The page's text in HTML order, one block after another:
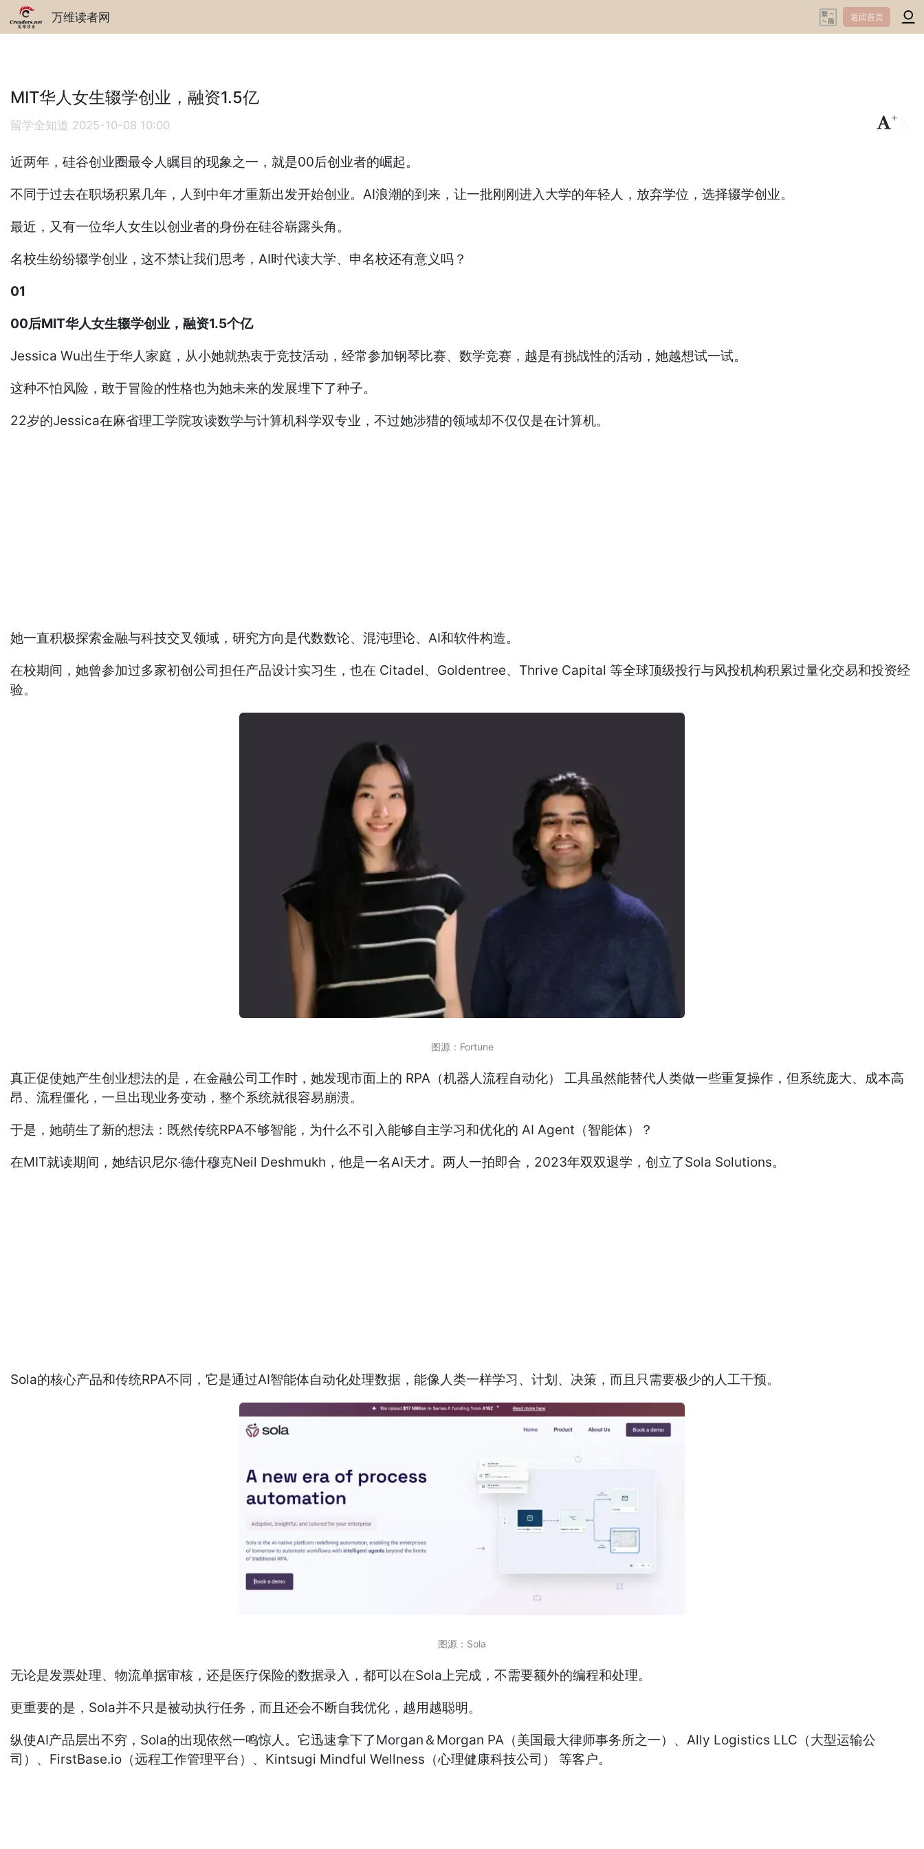
万维读者网 返回首页
MIT华人女生辍学创业，融资1.5亿
留学全知道 2025-10-08 10:00
+
近两年，硅谷创业圈最令人瞩目的现象之一，就是00后创业者的崛起。
不同于过去在职场积累几年，人到中年才重新出发开始创业。AI浪潮的到来，让一批刚刚进入大学的年轻人，放弃学位，选择辍学创业。
最近，又有一位华人女生以创业者的身份在硅谷崭露头角。
名校生纷纷辍学创业，这不禁让我们思考，AI时代读大学、申名校还有意义吗？
01
00后MIT华人女生辍学创业，融资1.5个亿
Jessica Wu出生于华人家庭，从小她就热衷于竞技活动，经常参加钢琴比赛、数学竞赛，越是有挑战性的活动，她越想试一试。
这种不怕风险，敢于冒险的性格也为她未来的发展埋下了种子。
22岁的Jessica在麻省理工学院攻读数学与计算机科学双专业，不过她涉猎的领域却不仅仅是在计算机。
她一直积极探索金融与科技交叉领域，研究方向是代数数论、混沌理论、AI和软件构造。
在校期间，她曾参加过多家初创公司担任产品设计实习生，也在 Citadel、Goldentree、Thrive Capital 等全球顶级投行与风投机构积累过量化交易和投资经
验。
图源：Fortune
真正促使她产生创业想法的是，在金融公司工作时，她发现市面上的 RPA（机器人流程自动化） 工具虽然能替代人类做一些重复操作，但系统庞大、成本高
昂、流程僵化，一旦出现业务变动，整个系统就很容易崩溃。
于是，她萌生了新的想法：既然传统RPA不够智能，为什么不引入能够自主学习和优化的 AI Agent（智能体）？
在MIT就读期间，她结识尼尔·德什穆克Neil Deshmukh，他是一名AI天才。两人一拍即合，2023年双双退学，创立了Sola Solutions。
Sola的核心产品和传统RPA不同，它是通过AI智能体自动化处理数据，能像人类一样学习、计划、决策，而且只需要极少的人工干预。
图源：Sola
无论是发票处理、物流单据审核，还是医疗保险的数据录入，都可以在Sola上完成，不需要额外的编程和处理。
更重要的是，Sola并不只是被动执行任务，而且还会不断自我优化，越用越聪明。
纵使AI产品层出不穷，Sola的出现依然一鸣惊人。它迅速拿下了Morgan＆Morgan PA（美国最大律师事务所之一）、Ally Logistics LLC（大型运输公
司）、FirstBase.io（远程工作管理平台）、Kintsugi Mindful Wellness（心理健康科技公司） 等客户。